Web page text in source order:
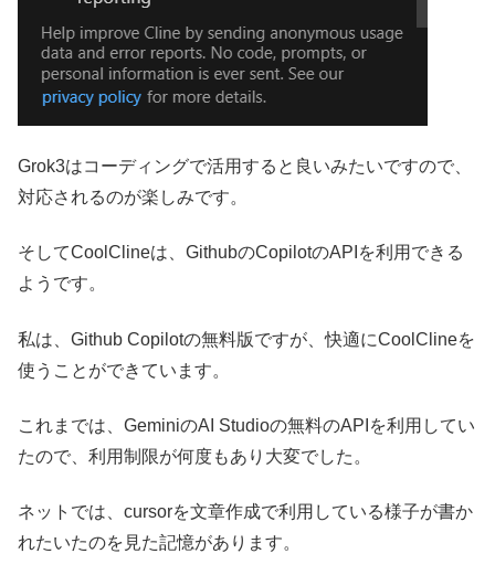
Grok3はコーディングで活用すると良いみたいですので、
対応されるのが楽しみです。
そしてCoolClineは、GithubのCopilotのAPIを利用できる
ようです。
私は、Github Copilotの無料版ですが、快適にCoolClineを
使うことができています。
これまでは、GeminiのAI Studioの無料のAPIを利用してい
たので、利用制限が何度もあり大変でした。
ネットでは、cursorを文章作成で利用している様子が書か
れたいたのを見た記憶があります。